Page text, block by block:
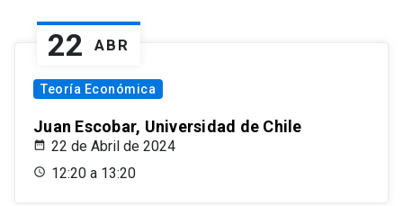
22 ABR
Teoría Económica
Juan Escobar, Universidad de Chile
22 de Abril de 2024
12:20 a 13:20